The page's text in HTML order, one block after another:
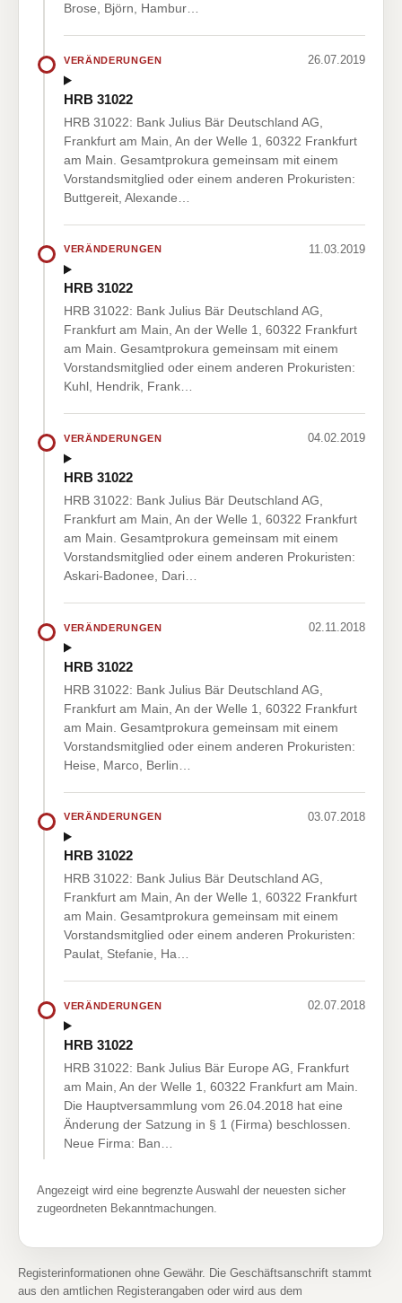
Brose, Björn, Hambur…
VERÄNDERUNGEN 26.07.2019
HRB 31022
HRB 31022: Bank Julius Bär Deutschland AG,
Frankfurt am Main, An der Welle 1, 60322 Frankfurt
am Main. Gesamtprokura gemeinsam mit einem
Vorstandsmitglied oder einem anderen Prokuristen:
Buttgereit, Alexande…
VERÄNDERUNGEN 11.03.2019
HRB 31022
HRB 31022: Bank Julius Bär Deutschland AG,
Frankfurt am Main, An der Welle 1, 60322 Frankfurt
am Main. Gesamtprokura gemeinsam mit einem
Vorstandsmitglied oder einem anderen Prokuristen:
Kuhl, Hendrik, Frank…
VERÄNDERUNGEN 04.02.2019
HRB 31022
HRB 31022: Bank Julius Bär Deutschland AG,
Frankfurt am Main, An der Welle 1, 60322 Frankfurt
am Main. Gesamtprokura gemeinsam mit einem
Vorstandsmitglied oder einem anderen Prokuristen:
Askari-Badonee, Dari…
VERÄNDERUNGEN 02.11.2018
HRB 31022
HRB 31022: Bank Julius Bär Deutschland AG,
Frankfurt am Main, An der Welle 1, 60322 Frankfurt
am Main. Gesamtprokura gemeinsam mit einem
Vorstandsmitglied oder einem anderen Prokuristen:
Heise, Marco, Berlin…
VERÄNDERUNGEN 03.07.2018
HRB 31022
HRB 31022: Bank Julius Bär Deutschland AG,
Frankfurt am Main, An der Welle 1, 60322 Frankfurt
am Main. Gesamtprokura gemeinsam mit einem
Vorstandsmitglied oder einem anderen Prokuristen:
Paulat, Stefanie, Ha…
VERÄNDERUNGEN 02.07.2018
HRB 31022
HRB 31022: Bank Julius Bär Europe AG, Frankfurt
am Main, An der Welle 1, 60322 Frankfurt am Main.
Die Hauptversammlung vom 26.04.2018 hat eine
Änderung der Satzung in § 1 (Firma) beschlossen.
Neue Firma: Ban…
Angezeigt wird eine begrenzte Auswahl der neuesten sicher
zugeordneten Bekanntmachungen.
Registerinformationen ohne Gewähr. Die Geschäftsanschrift stammt
aus den amtlichen Registerangaben oder wird aus dem